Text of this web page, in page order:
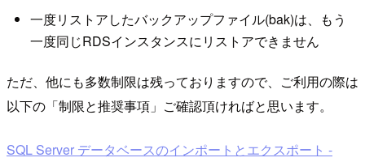
一度リストアしたバックアップファイル(bak)は、もう
一度同じRDSインスタンスにリストアできません
ただ、他にも多数制限は残っておりますので、ご利用の際は
以下の「制限と推奨事項」ご確認頂ければと思います。
SQL Server データベースのインポートとエクスポート -